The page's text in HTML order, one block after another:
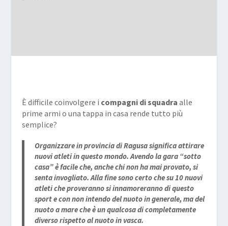
È difficile coinvolgere i compagni di squadra alle
prime armi o una tappa in casa rende tutto più
semplice?
Organizzare in provincia di Ragusa significa attirare
nuovi atleti in questo mondo. Avendo la gara “sotto
casa” è facile che, anche chi non ha mai provato, si
senta invogliato. Alla fine sono certo che su 10 nuovi
atleti che proveranno si innamoreranno di questo
sport e con non intendo del nuoto in generale, ma del
nuoto a mare che è un qualcosa di completamente
diverso rispetto al nuoto in vasca.